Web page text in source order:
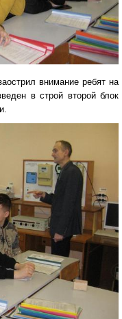
внимание ребят на
в строй второй блок